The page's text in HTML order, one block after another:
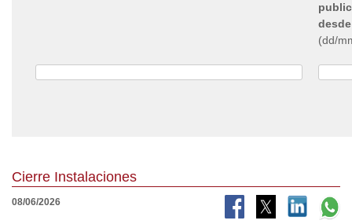
desde
(dd/
Cierre Instalaciones
08/06/2026